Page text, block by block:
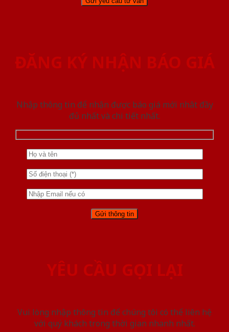
ĐĂNG KÝ NHẬN BÁO GIÁ
Nhập thông tin để nhận được báo giá mới nhât đầy
đủ nhất và chi tiết nhất.
YÊU CẦU GỌI LẠI
Vui lòng nhập thông tin để chúng tôi có thể liên hệ
với quý khách trong thời gian nhanh nhất.